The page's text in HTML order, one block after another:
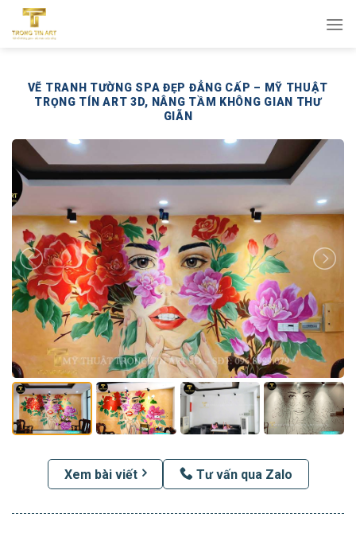
qua
VẼ TRANH TƯỜNG SPA ĐẸP ĐẲNG CẤP – MỸ THUẬT
TRỌNG TÍN ART 3D, NÂNG TẦM KHÔNG GIAN THƯ
GIÃN
Xem bài viết Tư vấn qua Zalo